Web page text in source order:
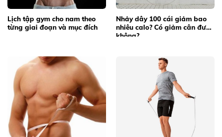
Lịch tập gym cho nam theo
từng giai đoạn và mục đích
Nhảy dây 100 cái giảm bao
nhiêu calo? Có giảm cân được
không?